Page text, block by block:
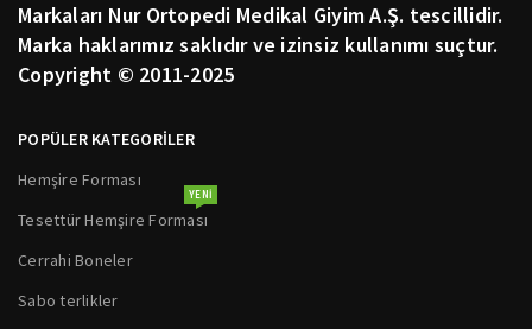
Markaları Nur Ortopedi Medikal Giyim A.Ş. tescillidir.
Marka haklarımız saklıdır ve izinsiz kullanımı suçtur.
Copyright © 2011-2025
POPÜLER KATEGORİLER
Hemşire Forması
Tesettür Hemşire Forması
YENI
Cerrahi Boneler
Sabo terlikler